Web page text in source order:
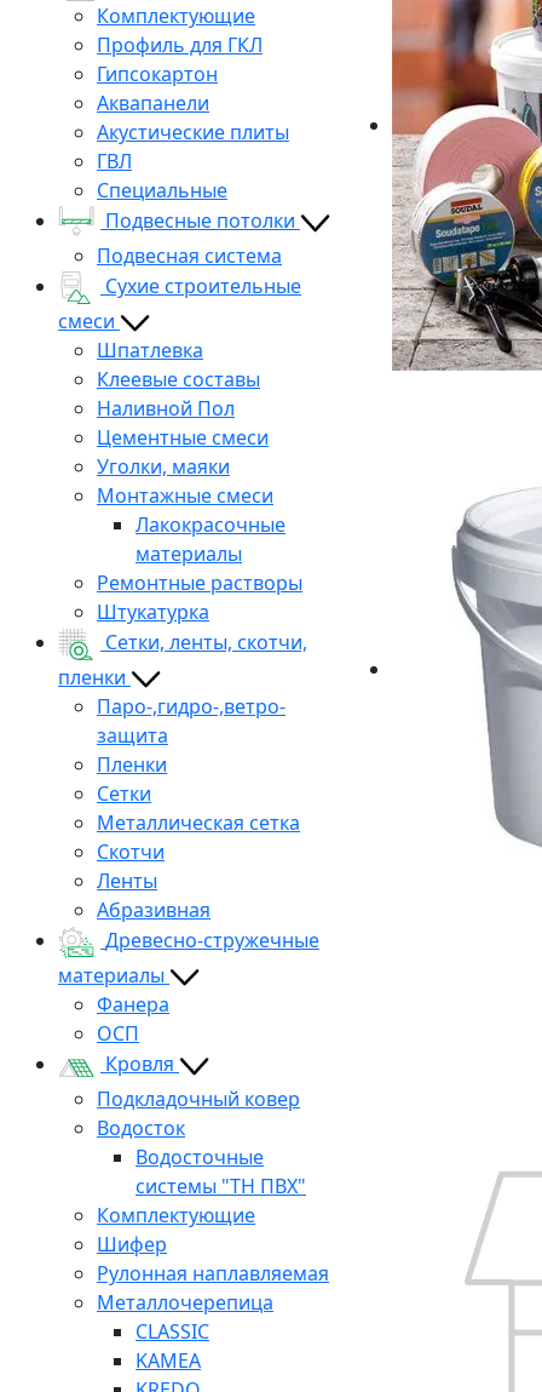
Комплектующие
Профиль для ГКЛ
Гипсокартон
Аквапанели
Акустические плиты
ГВЛ
Специальные
Подвесные потолки
Подвесная система
Сухие строительные
смеси
Шпатлевка
Клеевые составы
Наливной Пол
Цементные смеси
Уголки, маяки
Монтажные смеси
Лакокрасочные
материалы
Ремонтные растворы
Штукатурка
Сетки, ленты, скотчи,
пленки
Паро-,гидро-,ветро-
защита
Пленки
Сетки
Металлическая сетка
Скотчи
Ленты
Абразивная
Древесно-стружечные
материалы
Фанера
ОСП
Кровля
Подкладочный ковер
Водосток
Водосточные
системы "ТН ПВХ"
Комплектующие
Шифер
Рулонная наплавляемая
Металлочерепица
CLASSIC
KAMEA